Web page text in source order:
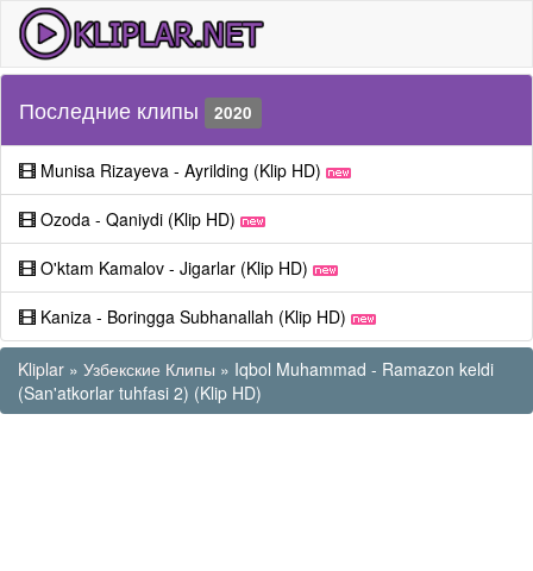
Последние клипы 2020
Munisa Rizayeva - Ayrilding (Klip HD)
Ozoda - Qaniydi (Klip HD)
O'ktam Kamalov - Jigarlar (Klip HD)
Kaniza - Boringga Subhanallah (Klip HD)
Kliplar » Узбекские Клипы » Iqbol Muhammad - Ramazon keldi
(San'atkorlar tuhfasi 2) (Klip HD)